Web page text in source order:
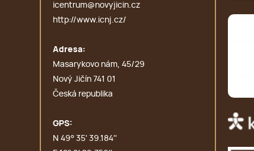
icentrum@novyjicin.cz
http://www.icnj.cz/
Adresa:
Masarykovo nám, 45/29
Nový Jičín 741 01
Česká republika
GPS:
N 49° 35' 39.184''